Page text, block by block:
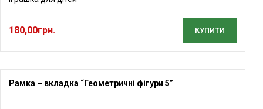
180,00грн. КУПИТИ
Рамка – вкладка “Геометричні фігури 5”